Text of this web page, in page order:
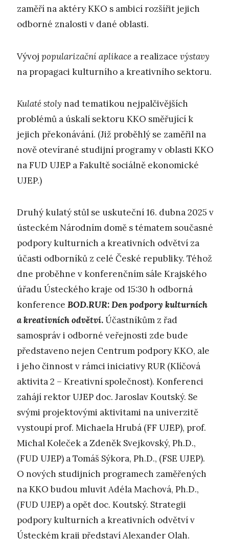
zaměří na aktéry KKO s ambicí rozšířit jejich
odborné znalosti v dané oblasti.
Vývoj popularizační aplikace a realizace výstavy
na propagaci kulturního a kreativního sektoru.
Kulaté stoly nad tematikou nejpalčivějších
problémů a úskalí sektoru KKO směřující k
jejich překonávání. (Již proběhlý se zaměřil na
nově otevírané studijní programy v oblasti KKO
na FUD UJEP a Fakultě sociálně ekonomické
UJEP.)
Druhý kulatý stůl se uskuteční 16. dubna 2025 v
ústeckém Národním domě s tématem současné
podpory kulturních a kreativních odvětví za
účasti odborníků z celé České republiky. Téhož
dne proběhne v konferenčním sále Krajského
úřadu Ústeckého kraje od 15:30 h odborná
konference BOD.RUR: Den podpory kulturních
a kreativních odvětví.Účastníkům z řad
samospráv i odborné veřejnosti zde bude
představeno nejen Centrum podpory KKO, ale
i jeho činnost v rámci iniciativy RUR (Klíčová
aktivita 2 – Kreativní společnost). Konferenci
zahájí rektor UJEP doc. Jaroslav Koutský. Se
svými projektovými aktivitami na univerzitě
vystoupí prof. Michaela Hrubá (FF UJEP), prof.
Michal Koleček a Zdeněk Svejkovský, Ph.D.,
(FUD UJEP) a Tomáš Sýkora, Ph.D., (FSE UJEP).
O nových studijních programech zaměřených
na KKO budou mluvit Adéla Machová, Ph.D.,
(FUD UJEP) a opět doc. Koutský. Strategii
podpory kulturních a kreativních odvětví v
Ústeckém kraji představí Alexander Olah.